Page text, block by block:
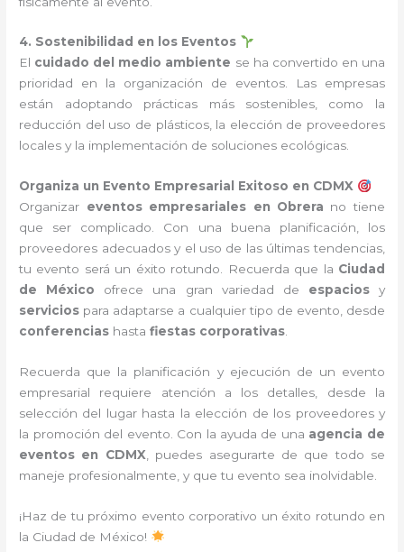
4. Sostenibilidad en los Eventos
El cuidado del medio ambiente se ha convertido en una
prioridad en la organización de eventos. Las empresas
están adoptando prácticas más sostenibles, como la
reducción del uso de plásticos, la elección de proveedores
locales y la implementación de soluciones ecológicas.
Organiza un Evento Empresarial Exitoso en CDMX
Organizar eventos empresariales en Obrera no tiene
que ser complicado. Con una buena planificación, los
proveedores adecuados y el uso de las últimas tendencias,
tu evento será un éxito rotundo. Recuerda que la Ciudad
de México ofrece una gran variedad de espaciosy
servicios para adaptarse a cualquier tipo de evento, desde
conferencias hastafiestas corporativas.
Recuerda que la planificación y ejecución de un evento
empresarial requiere atención a los detalles, desde la
selección del lugar hasta la elección de los proveedores y
la promoción del evento. Con la ayuda de una agencia de
eventos en CDMX , puedes asegurarte de que todo se
maneje profesionalmente, y que tu evento sea inolvidable.
¡Haz de tu próximo evento corporativo un éxito rotundo en
la Ciudad de México!